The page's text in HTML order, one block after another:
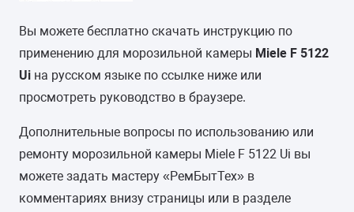
Вы можете бесплатно скачать инструкцию по
применению для морозильной камеры Miele F 5122
Ui на русском языке по ссылке ниже или
просмотреть руководство в браузере.
Дополнительные вопросы по использованию или
ремонту морозильной камеры Miele F 5122 Ui вы
можете задать мастеру «РемБытТех» в
комментариях внизу страницы или в разделе